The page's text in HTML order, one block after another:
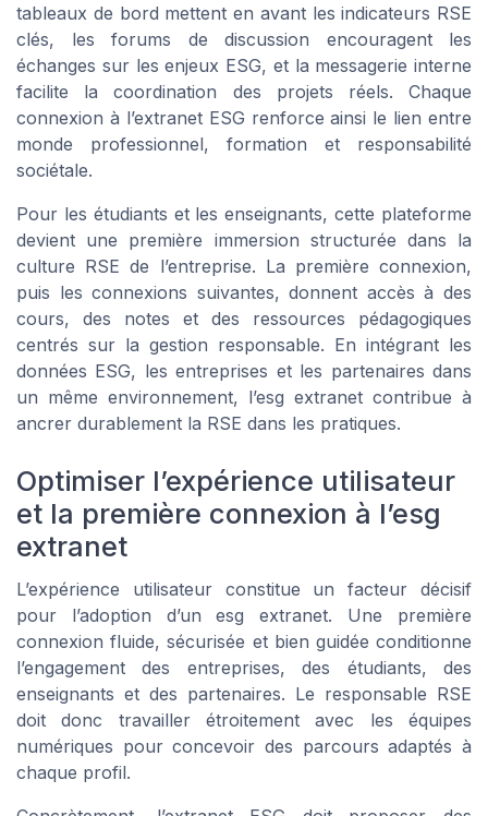
tableaux de bord mettent en avant les indicateurs RSE
clés, les forums de discussion encouragent les
échanges sur les enjeux ESG, et la messagerie interne
facilite la coordination des projets réels. Chaque
connexion à l’extranet ESG renforce ainsi le lien entre
monde professionnel, formation et responsabilité
sociétale.
Pour les étudiants et les enseignants, cette plateforme
devient une première immersion structurée dans la
culture RSE de l’entreprise. La première connexion,
puis les connexions suivantes, donnent accès à des
cours, des notes et des ressources pédagogiques
centrés sur la gestion responsable. En intégrant les
données ESG, les entreprises et les partenaires dans
un même environnement, l’esg extranet contribue à
ancrer durablement la RSE dans les pratiques.
Optimiser l’expérience utilisateur
et la première connexion à l’esg
extranet
L’expérience utilisateur constitue un facteur décisif
pour l’adoption d’un esg extranet. Une première
connexion fluide, sécurisée et bien guidée conditionne
l’engagement des entreprises, des étudiants, des
enseignants et des partenaires. Le responsable RSE
doit donc travailler étroitement avec les équipes
numériques pour concevoir des parcours adaptés à
chaque profil.